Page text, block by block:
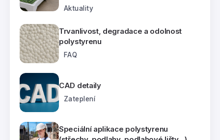
Aktuality
Trvanlivost, degradace a odolnost
polystyrenu
FAQ
CAD detaily
Zateplení
Speciální aplikace polystyrenu